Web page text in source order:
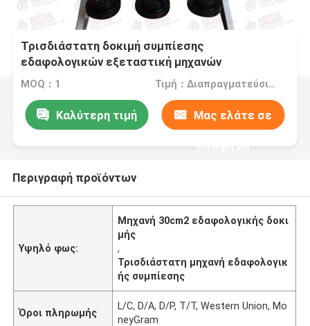
Τρισδιάστατη δοκιμή συμπίεσης
εδαφολογικών εξεταστική μηχανών
σταθεροποίησης 30cm2 50cm2
MOQ：1 Τιμή：Διαπραγματεύσιμος
Καλύτερη τιμή Μας ελάτε σε
επαφή με
Περιγραφή προϊόντων
Υψηλό φως:
Μηχανή 30cm2 εδαφολογικής δοκι
μής
,
Τρισδιάστατη μηχανή εδαφολογικ
ής συμπίεσης
Όροι πληρωμής
L/C, D/A, D/P, T/T, Western Union, Mo
neyGram